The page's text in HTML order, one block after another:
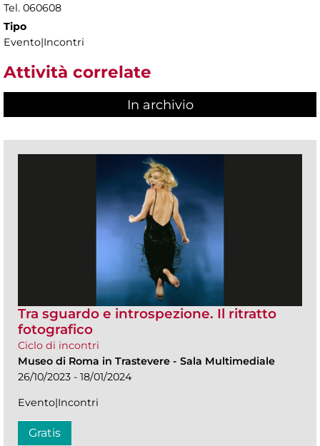
Tel. 060608
Tipo
Evento|Incontri
Attività correlate
In archivio
Tra sguardo e introspezione. Il ritratto
fotografico
Ciclo di incontri
Museo di Roma in Trastevere - Sala Multimediale
26/10/2023 - 18/01/2024
Evento|Incontri
Gratis